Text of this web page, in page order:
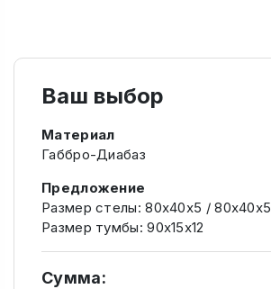
Ваш выбор
Материал
Габбро-Диабаз
Предложение
Размер стелы: 80х40х5 / 80х40х5
Размер тумбы: 90х15х12
Сумма: